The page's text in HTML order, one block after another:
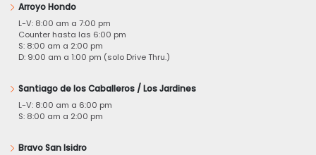
Arroyo Hondo
L-V: 8:00 am a 7:00 pm
Counter hasta las 6:00 pm
S: 8:00 am a 2:00 pm
D: 9:00 am a 1:00 pm (solo Drive Thru.)
Santiago de los Caballeros / Los Jardines
L-V: 8:00 am a 6:00 pm
S: 8:00 am a 2:00 pm
Bravo San Isidro